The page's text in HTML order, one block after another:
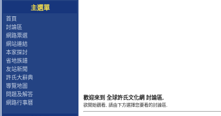
主選單
首頁
討論區
網路票選
網站連結
本家探討
省地族譜
友站新聞
許氏大辭典
導覽地圖
問題及解答
網路行事曆
歡迎來到 全球許氏文化網 討論區.
欲開始觀看, 請由下方選擇您要看的討論區.